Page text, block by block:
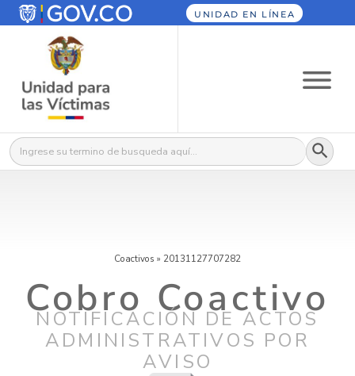
UNIDAD EN LÍNEA
Buscar: Botón
Coactivos » 20131127707282
Cobro Coactivo
NOTIFICACIÓN DE ACTOS
ADMINISTRATIVOS POR
AVISO